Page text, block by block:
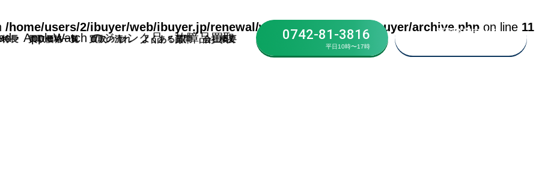
0742-81-3816
平日10時〜17時
買取査定申込み・
⻑ 買取価格一覧 買取の流れ よくある質問 会社概要
/home/users/2/ibuyer/web/ibuyer.jp/renewal/wp-content/themes/ibuyer/archive.php on line 11